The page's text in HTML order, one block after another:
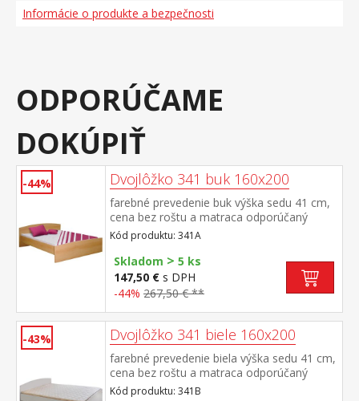
Informácie o produkte a bezpečnosti
ODPORÚČAME
DOKÚPIŤ
-44% Dvojlôžko 341 buk 160x200
farebné prevedenie buk výška sedu 41 cm,
cena bez roštu a matraca odporúčaný
rozmer matraca 160 × 200 cm alebo 2 kusy
80 × 200 cm a rošt R2 k dvojlôžku možné
dokúpiť úložný priestor 147A
Kód produktu: 341A
Skladom > 5 ks
147,50 € s DPH
-44% 267,50 € **
-43% Dvojlôžko 341 biele 160x200
farebné prevedenie biela výška sedu 41 cm,
cena bez roštu a matraca odporúčaný
rozmer matraca 160 × 200 cm alebo 2 kusy
Kód produktu: 341B